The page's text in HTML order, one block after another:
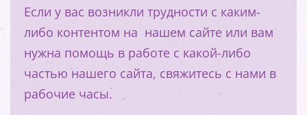
Если у вас возникли трудности с каким-
либо контентом на нашем сайте или вам
нужна помощь в работе с какой-либо
частью нашего сайта, свяжитесь с нами в
рабочие часы.